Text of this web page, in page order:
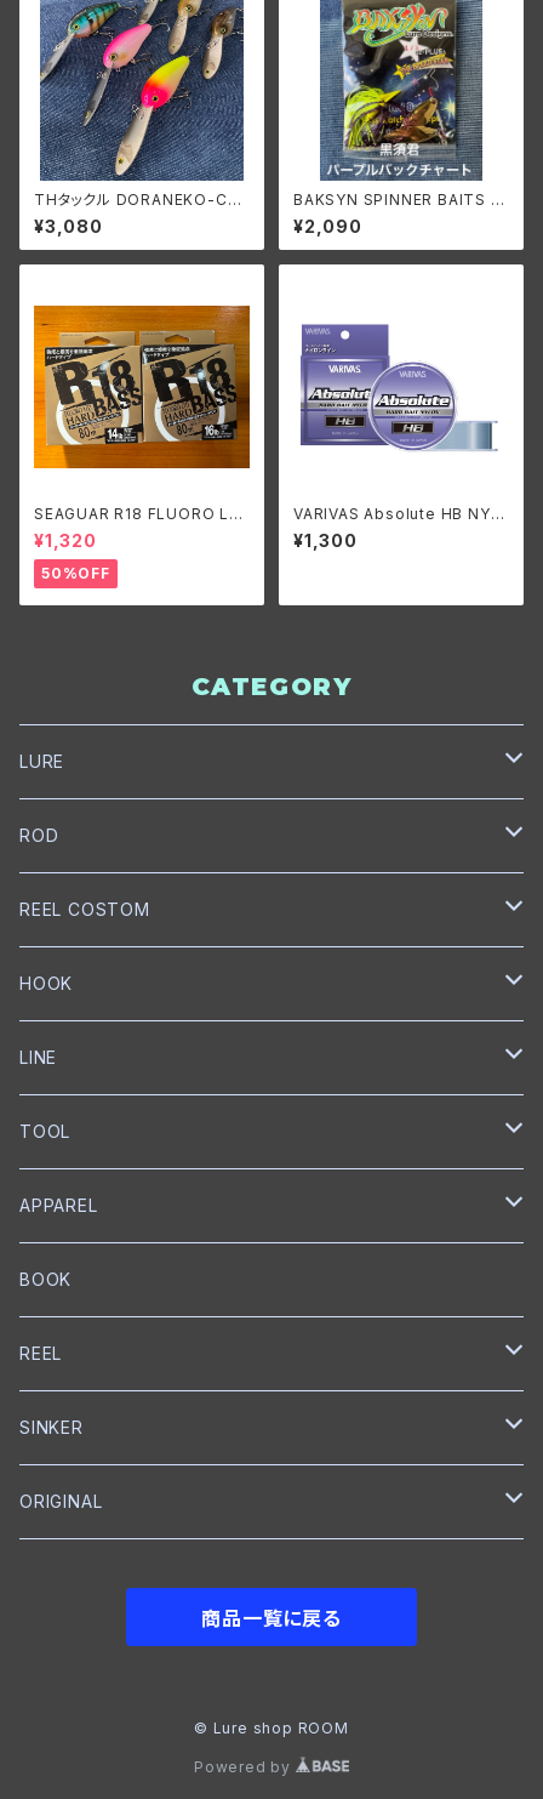
THタックル DORANEKO-CRA
NK/ドラネコクランク
¥3,080
BAKSYN SPINNER BAITS 1/
2oz. 黒須君カラー /バクシン ス
ピナーベイト 1/2oz. 黒須君カ
ラー
¥2,090
SEAGUAR R18 FLUORO LT
D.HARD BASS/シーガーR18
フロロリミテッド ハードバス
¥1,320
50%OFF
VARIVAS Absolute HB NYL
ON 14~20lb./バリバス アブソ
リュート HBナイロン 14~20lb.
¥1,300
CATEGORY
LURE
NORIES
トップウォーター
クランクベイト
プロップベイト
シャッド
フットボールジグ
mibro
クランクベイト
NISHINE LURE WORKS
ミノー
リップレスクランク
BUMBLEBEE CUSTOM LURES
チャターベイト
Megabass
クランクベイト
ミノー
KEITECH
ブレードジグ
ワーム
EverGreen
クランクベイト
ワーム
BOTTOMUP
クランクベイト
ワイヤーベイト
DSTYLE
ワーム
reins
ジョイントベイト
GRASS ROOTS
ROD
NORIES
スピニングロッド
ベイトロッド
SLANG
スピニングロッド
GRASS ROOTS
ベイトキャスティングロッド
Out≒Law
ベイトキャスティング
DESIGNO
LEBEN
Back BOSS
REEL COSTOM
GOLD Works
匠ベアリング
匠ブッシュ
GLITCH
グリス
オイル
mibro
ハンドルノブ
ハンドル
SHIMANO
グリス
HOOK
BKK
トレブルフック
シングルフック
ICHIKAWA FISHING
トレブルフック
RYUGI
トレブルフック
シングルフック
がまかつ
トレブルフック
LINE
SEAGUAR
フロロカーボン
PE
SOLAROAM
フロロカーボン
ナイロン
DUEL
フロロカーボン
VARIVAS
ライン
ナイロン
TOOL
belmont
スプリットリングプライヤー
KS Craft
メジャー
タンブラー
Backboss
フィッシュグリップ
APPAREL
RAPALA
CAP
clef
CAP
SMITH
Tシャツ
NORIES
BOOK
REEL
SHIMANO
ベイトリール
ABU Garcia
SINKER
reins
フットボールヘッド
ORIGINAL
商品一覧に戻る
© Lure shop ROOM
Powered by